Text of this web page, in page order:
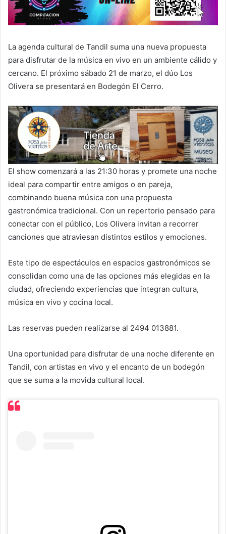
La agenda cultural de Tandil suma una nueva propuesta
para disfrutar de la música en vivo en un ambiente cálido y
cercano. El próximo sábado 21 de marzo, el dúo Los
Olivera se presentará en Bodegón El Cerro.
El show comenzará a las 21:30 horas y promete una noche
ideal para compartir entre amigos o en pareja,
combinando buena música con una propuesta
gastronómica tradicional. Con un repertorio pensado para
conectar con el público, Los Olivera invitan a recorrer
canciones que atraviesan distintos estilos y emociones.
Este tipo de espectáculos en espacios gastronómicos se
consolidan como una de las opciones más elegidas en la
ciudad, ofreciendo experiencias que integran cultura,
música en vivo y cocina local.
Las reservas pueden realizarse al 2494 013881.
Una oportunidad para disfrutar de una noche diferente en
Tandil, con artistas en vivo y el encanto de un bodegón
que se suma a la movida cultural local.